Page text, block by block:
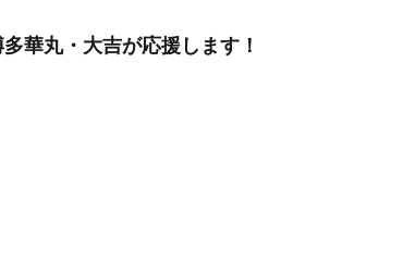
華丸・大吉が応援します！